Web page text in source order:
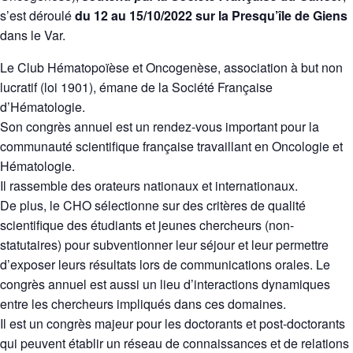
s’est déroulédu 12 au 15/10/2022 sur la Presqu’île de Giens
dans le Var.
Le Club Hématopoïèse et Oncogenèse, association à but non
lucratif (loi 1901), émane de la Société Française
d’Hématologie.
Son congrès annuel est un rendez-vous important pour la
communauté scientifique française travaillant en Oncologie et
Hématologie.
Il rassemble des orateurs nationaux et internationaux.
De plus, le CHO sélectionne sur des critères de qualité
scientifique des étudiants et jeunes chercheurs (non-
statutaires) pour subventionner leur séjour et leur permettre
d’exposer leurs résultats lors de communications orales. Le
congrès annuel est aussi un lieu d’interactions dynamiques
entre les chercheurs impliqués dans ces domaines.
Il est un congrès majeur pour les doctorants et post-doctorants
qui peuvent établir un réseau de connaissances et de relations